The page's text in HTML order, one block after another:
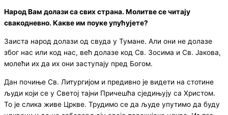
Народ Вам долази са свих страна. Молитве се читају
свакодневно. Какве им поуке упућујете?
Заиста народ долази од свуда у Тумане. Али они не долазе
због нас или код нас, већ долазе код Св. Зосима и Св. Јакова,
молећи их да их они заступају пред Богом.
Дан почиње Св. Литургијом и предивно је видети на стотине
људи који се у Светој тајни Причешћа сједињују са Христом.
То је слика живе Цркве. Трудимо се да људе упутимо да буду